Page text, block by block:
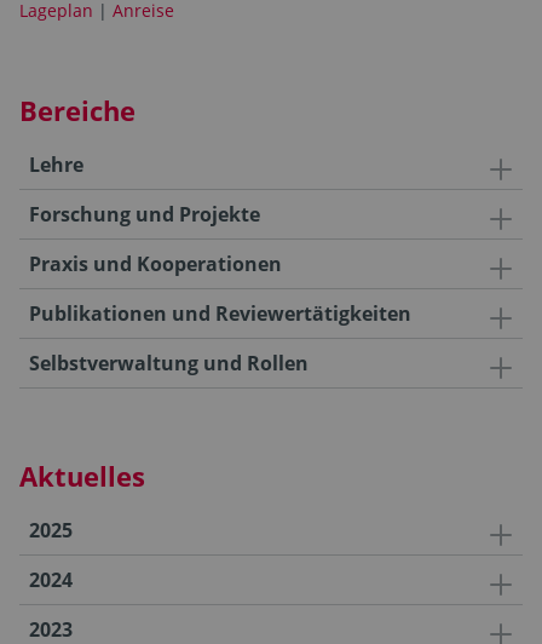
Lageplan | Anreise
Bereiche
Lehre
Forschung und Projekte
Praxis und Kooperationen
Publikationen und Reviewertätigkeiten
Selbstverwaltung und Rollen
Aktuelles
2025
2024
2023